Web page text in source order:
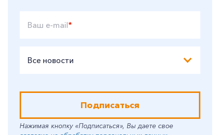
Ваш e-mail*
Все новости
Подписаться
Нажимая кнопку «Подписаться», Вы даете свое